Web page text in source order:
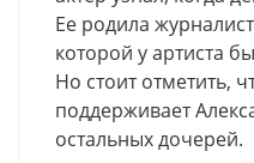
Ее родила
которой у артиста
Но стоит отметить,
поддерживает
остальных дочерей.